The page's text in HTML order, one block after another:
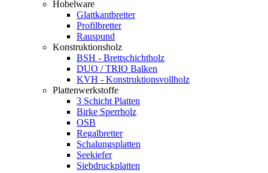
Hobelware
Glattkantbretter
Profilbretter
Rauspund
Konstruktionsholz
BSH - Brettschichtholz
DUO / TRIO Balken
KVH - Konstruktionsvollholz
Plattenwerkstoffe
3 Schicht Platten
Birke Sperrholz
OSB
Regalbretter
Schalungsplatten
Seekiefer
Siebdruckplatten